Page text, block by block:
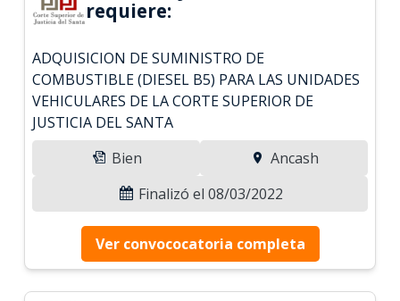
requiere:
ADQUISICION DE SUMINISTRO DE
COMBUSTIBLE (DIESEL B5) PARA LAS UNIDADES
VEHICULARES DE LA CORTE SUPERIOR DE
JUSTICIA DEL SANTA
Bien
Ancash
Finalizó el 08/03/2022
Ver convococatoria completa